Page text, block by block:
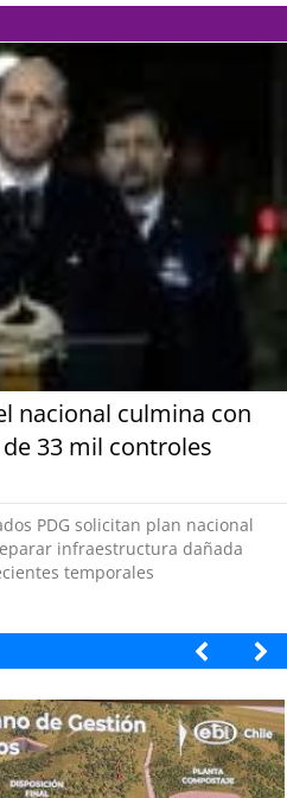
nacional culmina con
33 mil controles
PDG solicitan plan nacional
infraestructura dañada
temporales